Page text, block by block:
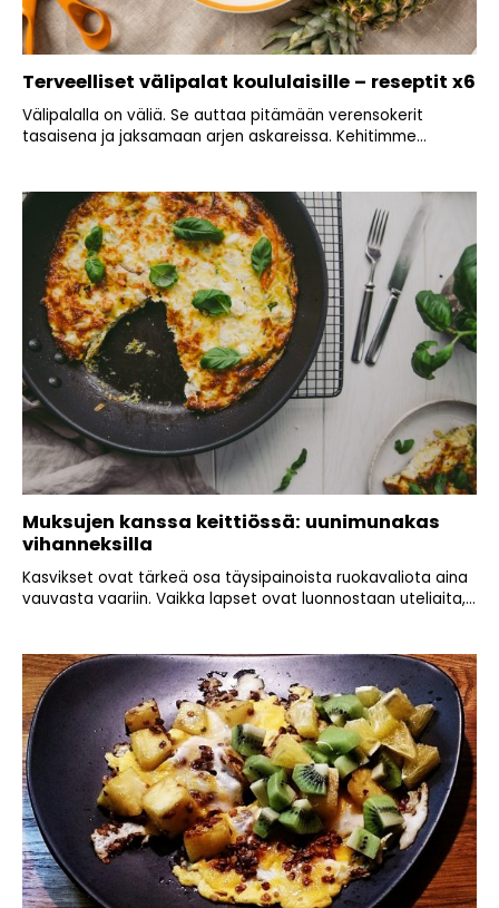
Terveelliset välipalat koululaisille – reseptit x6
Välipalalla on väliä. Se auttaa pitämään verensokerit
tasaisena ja jaksamaan arjen askareissa. Kehitimme...
Muksujen kanssa keittiössä: uunimunakas
vihanneksilla
Kasvikset ovat tärkeä osa täysipainoista ruokavaliota aina
vauvasta vaariin. Vaikka lapset ovat luonnostaan uteliaita,...